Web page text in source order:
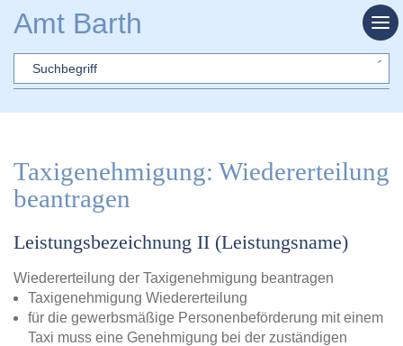
Amt Barth
Sword
Taxigenehmigung: Wiedererteilung
beantragen
Leistungsbezeichnung II (Leistungsname)
Wiedererteilung der Taxigenehmigung beantragen
Taxigenehmigung Wiedererteilung
für die gewerbsmäßige Personenbeförderung mit einem
Taxi muss eine Genehmigung bei der zuständigen